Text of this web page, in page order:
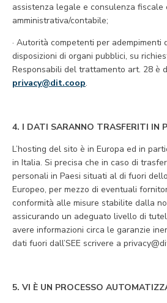
assistenza legale e consulenza fiscale
amministrativa/contabile;
· Autorità competenti per adempimenti
disposizioni di organi pubblici, su
Responsabili del trattamento art. 28 è
privacy@dit.coop.
4. I DATI SARANNO TRASFERITI IN
L’hosting del sito è in Europa ed in
in Italia. Si precisa che in caso di
personali in Paesi situati al di fuori
Europeo, per mezzo di eventuali
conformità alle misure stabilite dalla
assicurando un adeguato livello di
avere informazioni circa le garanzie
dati fuori dall’SEE scrivere a
5. VI È UN PROCESSO